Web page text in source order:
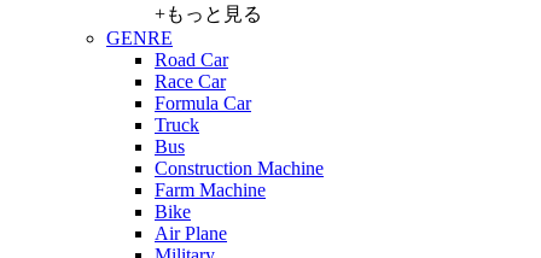
+もっと見る
GENRE
Road Car
Race Car
Formula Car
Truck
Bus
Construction Machine
Farm Machine
Bike
Air Plane